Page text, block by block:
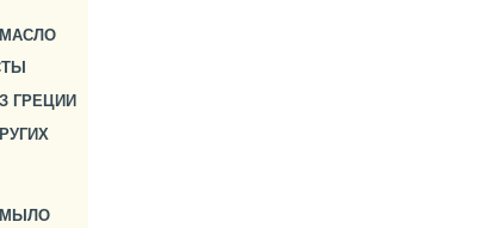
ГРЕЦИИ
МЫЛО